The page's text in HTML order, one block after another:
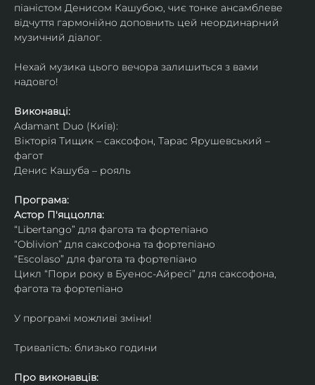
піаністом Денисом Кашубою, чиє тонке ансамблеве
відчуття гармонійно доповнить цей неординарний
музичний діалог.
Нехай музика цього вечора залишиться з вами
надовго!
Виконавці:
Adamant Duo (Київ):
Вікторія Тищик – саксофон, Тарас Ярушевський –
фагот
Денис Кашуба – рояль
Програма:
Астор П'яццолла:
“Libertango” для фагота та фортепіано
“Oblivion” для саксофона та фортепіано
“Escolaso” для фагота та фортепіано
Цикл “Пори року в Буенос-Айресі” для саксофона,
фагота та фортепіано
У програмі можливі зміни!
Тривалість: близько години
Про виконавців: